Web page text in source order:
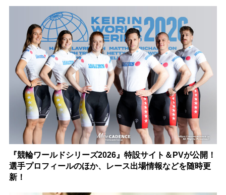
『競輪ワールドシリーズ2026』特設サイト＆PVが公開！
選手プロフィールのほか、レース出場情報などを随時更
新！